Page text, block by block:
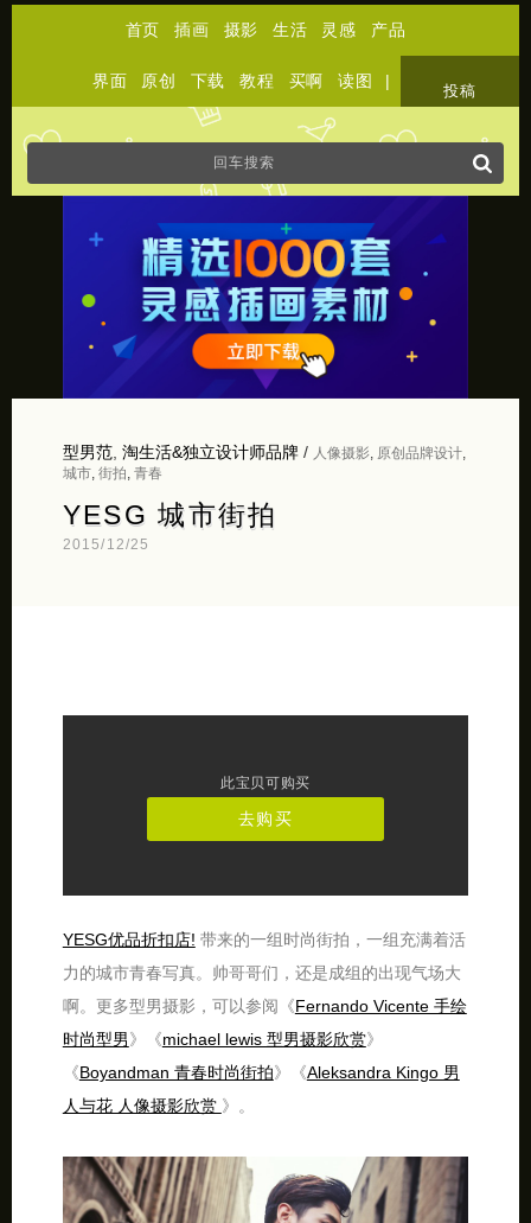
首页 插画 摄影 生活 灵感 产品
界面 原创 下载 教程 买啊 读图 |
投稿
型男范, 淘生活&独立设计师品牌/ 人像摄影, 原创品牌设计,
城市, 街拍 青春
YESG 城市街拍
2015/12/25
此宝贝可购买
去购买
YESG优品折扣店! 带来的一组时尚街拍，一组充满着活
力的城市青春写真。帅哥哥们，还是成组的出现气场大
啊。更多型男摄影，可以参阅《Fernando Vicente 手绘
时尚型男》《michael lewis 型男摄影欣赏》
《Boyandman 青春时尚街拍》《Aleksandra Kingo 男
人与花 人像摄影欣赏 》。